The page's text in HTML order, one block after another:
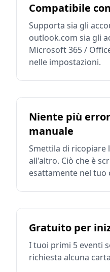
Compatibile
Supporta sia gli
outlook.com sia gli
Microsoft 365 /
nelle impostazioni.
Niente più
manuale
Smettila di ricopiare
all'altro. Ciò che è
esattamente nel tuo
Gratuito per
I tuoi primi 5 eventi
richiesta alcuna